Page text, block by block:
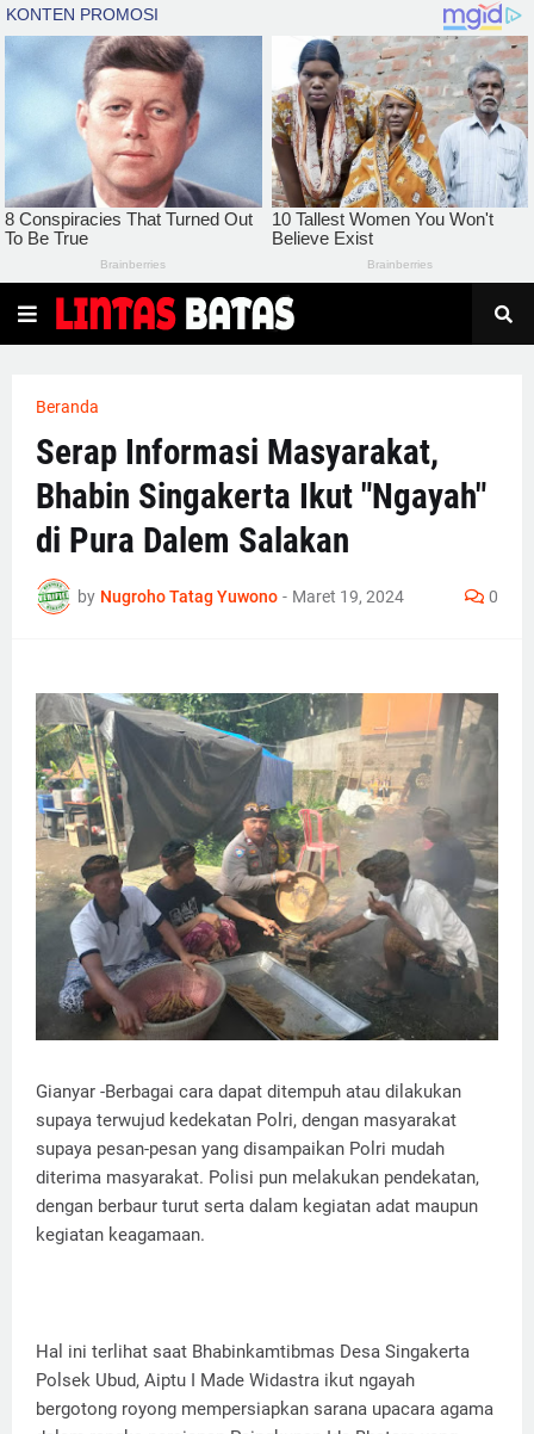
Beranda
Serap Informasi Masyarakat,
Bhabin Singakerta Ikut "Ngayah"
di Pura Dalem Salakan
by Nugroho Tatag Yuwono - Maret 19, 2024 0
Gianyar -Berbagai cara dapat ditempuh atau dilakukan
supaya terwujud kedekatan Polri, dengan masyarakat
supaya pesan-pesan yang disampaikan Polri mudah
diterima masyarakat. Polisi pun melakukan pendekatan,
dengan berbaur turut serta dalam kegiatan adat maupun
kegiatan keagamaan.
Hal ini terlihat saat Bhabinkamtibmas Desa Singakerta
Polsek Ubud, Aiptu I Made Widastra ikut ngayah
bergotong royong mempersiapkan sarana upacara agama